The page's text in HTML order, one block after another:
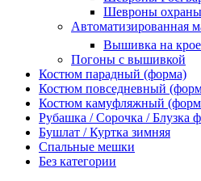
Шевроны охраны
Автоматизированная
Вышивка на
Погоны с вышивкой
Костюм парадный (форма)
Костюм повседневный
Костюм камуфляжный
Рубашка / Сорочка / Блузка
Бушлат / Куртка зимняя
Спальные мешки
Без категории